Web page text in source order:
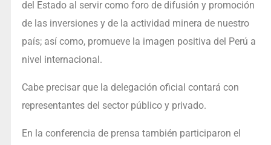
del Estado al servir como foro de difusión y promoción
de las inversiones y de la actividad minera de nuestro
país; así como, promueve la imagen positiva del Perú a
nivel internacional.
Cabe precisar que la delegación oficial contará con
representantes del sector público y privado.
En la conferencia de prensa también participaron el